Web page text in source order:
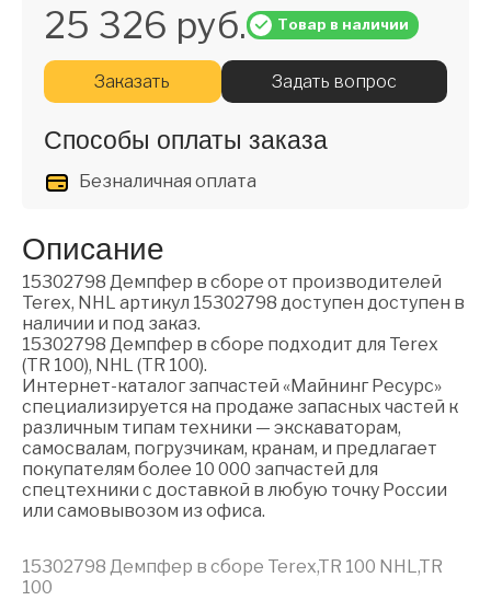
25 326 руб. Товар в наличии
Заказать Задать вопрос
Способы оплаты заказа
Безналичная оплата
Описание
15302798 Демпфер в сборе от производителей
Terex, NHL артикул 15302798 доступен доступен в
наличии и под заказ.
15302798 Демпфер в сборе подходит для Terex
(TR 100), NHL (TR 100).
Интернет-каталог запчастей «Майнинг Ресурс»
специализируется на продаже запасных частей к
различным типам техники — экскаваторам,
самосвалам, погрузчикам, кранам, и предлагает
покупателям более 10 000 запчастей для
спецтехники с доставкой в любую точку России
или самовывозом из офиса.
15302798 Демпфер в сборе Terex,TR 100 NHL,TR
100